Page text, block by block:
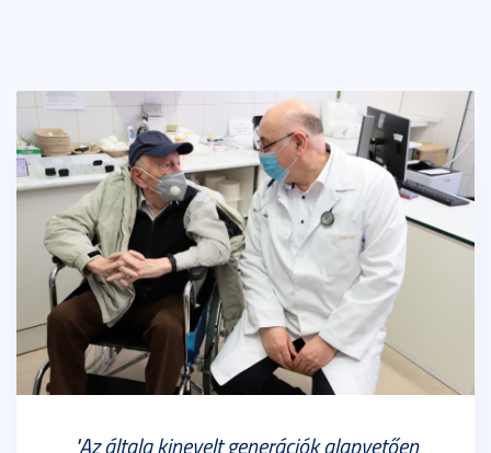
"Az általa kinevelt generációk alapvetően